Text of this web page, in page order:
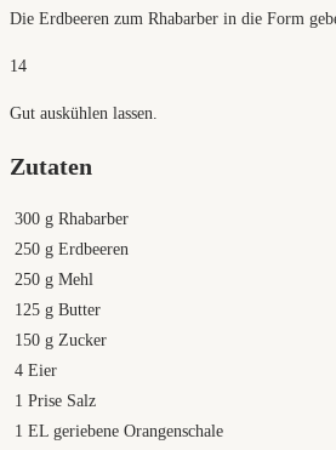
Die Erdbeeren zum Rhabarber in die Form
14
Gut auskühlen lassen.
Zutaten
300 g Rhabarber
250 g Erdbeeren
250 g Mehl
125 g Butter
150 g Zucker
4 Eier
1 Prise Salz
1 EL geriebene Orangenschale